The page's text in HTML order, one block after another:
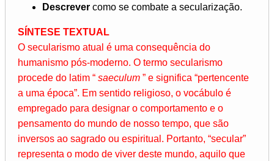
Descrever como se combate a secularização.
SÍNTESE TEXTUAL
O secularismo atual é uma consequência do
humanismo pós-moderno. O termo secularismo
procede do latim “ saeculum ” e significa “pertencente
a uma época”. Em sentido religioso, o vocábulo é
empregado para designar o comportamento e o
pensamento do mundo de nosso tempo, que são
inversos ao sagrado ou espiritual. Portanto, “secular”
representa o modo de viver deste mundo, aquilo que